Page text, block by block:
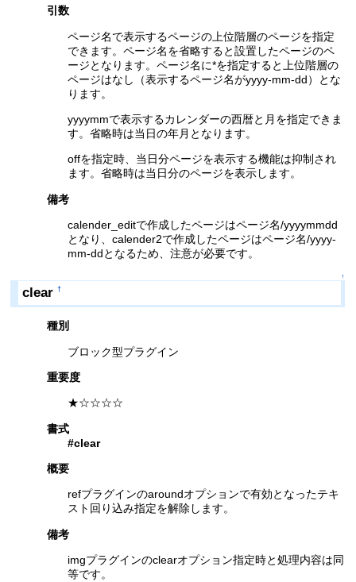
引数
ページ名で表示するページの上位階層のページを指定
できます。ページ名を省略すると設置したページのペ
ージとなります。ページ名に*を指定すると上位階層の
ページはなし（表示するページ名がyyyy-mm-dd）とな
ります。
yyyymmで表示するカレンダーの西暦と月を指定できま
す。省略時は当日の年月となります。
offを指定時、当日分ページを表示する機能は抑制され
ます。省略時は当日分のページを表示します。
備考
calender_editで作成したページはページ名/yyyymmdd
となり、calender2で作成したページはページ名/yyyy-
mm-ddとなるため、注意が必要です。
↑
clear †
種別
ブロック型プラグイン
重要度
★☆☆☆☆
書式
#clear
概要
refプラグインのaroundオプションで有効となったテキ
スト回り込み指定を解除します。
備考
imgプラグインのclearオプション指定時と処理内容は同
等です。